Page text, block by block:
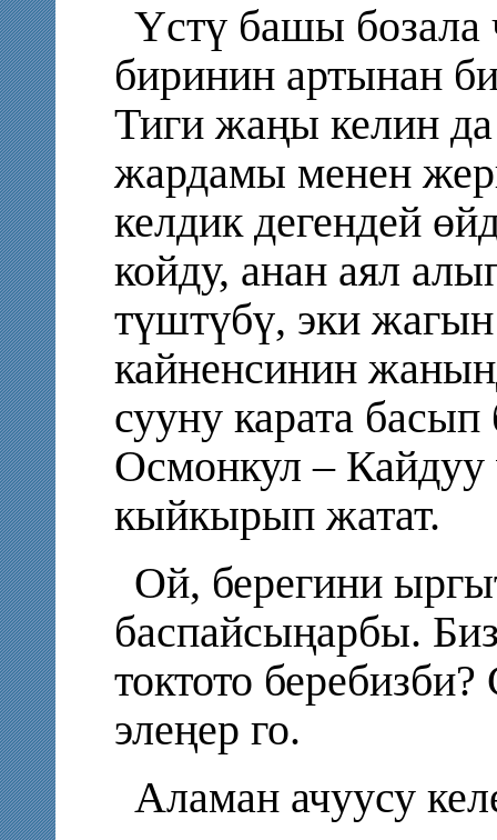
Үстү башы бозала
биринин артынан
Тиги жаңы келин
жардамы менен
келдик дегендей
койду, анан аял
түштүбү, эки
кайненсинин
сууну карата
Осмонкул –
кыйкырып жатат.
Ой, берегини
баспайсыңарбы.
токтото
элеңер го.
Аламан ачуусу